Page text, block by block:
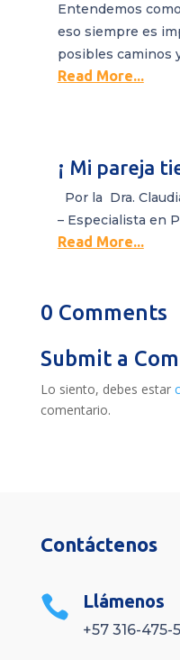
Entendemos
eso siempre es
posibles caminos
Read More...
¡ Mi pareja
Por la Dra.
– Especialista en
Read More...
0 Comments
Submit a
Lo siento, debes estar
comentario.
Contáctenos
 Llámenos
+57 316-475-